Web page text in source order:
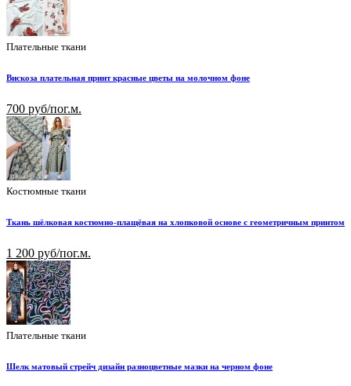
Плательные ткани
Вискоза плательная принт красные цветы на молочном фоне
700 руб/пог.м.
Костюмные ткани
Ткань шёлковая костюмно-плащёвая на хлопковой основе с геометричным принтом
1 200 руб/пог.м.
Плательные ткани
Шелк матовый стрейч дизайн разноцветные мазки на черном фоне